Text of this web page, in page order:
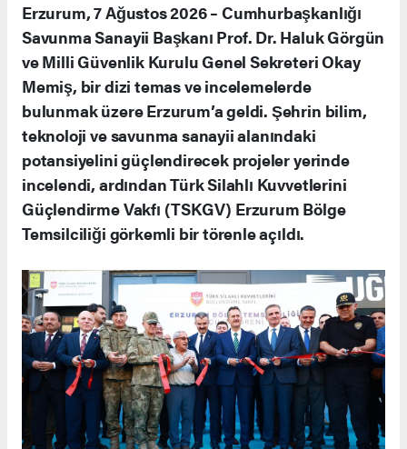
Erzurum, 7 Ağustos 2026 – Cumhurbaşkanlığı
Savunma Sanayii Başkanı Prof. Dr. Haluk Görgün
ve Milli Güvenlik Kurulu Genel Sekreteri Okay
Memiş, bir dizi temas ve incelemelerde
bulunmak üzere Erzurum’a geldi. Şehrin bilim,
teknoloji ve savunma sanayii alanındaki
potansiyelini güçlendirecek projeler yerinde
incelendi, ardından Türk Silahlı Kuvvetlerini
Güçlendirme Vakfı (TSKGV) Erzurum Bölge
Temsilciliği görkemli bir törenle açıldı.